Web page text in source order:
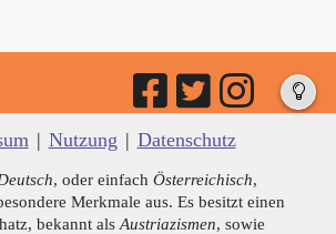
| Nutzung | Datenschutz
, oder einfach Österreichisch,
Merkmale aus. Es besitzt einen
bekannt als Austriazismen, sowie